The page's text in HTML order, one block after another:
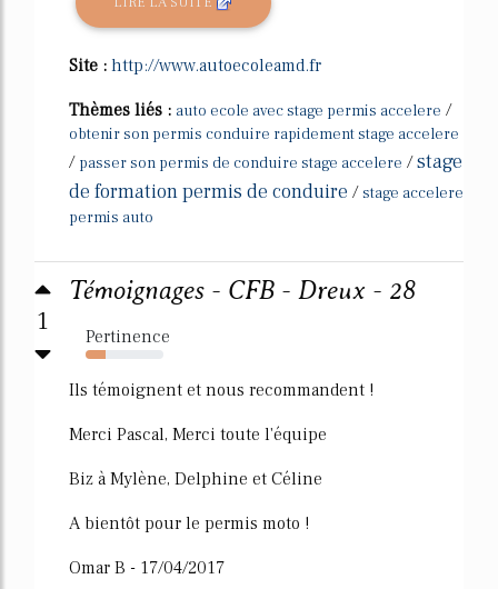
Site : http://www.autoecoleamd.fr
Thèmes liés : auto ecole avec stage permis accelere /
obtenir son permis conduire rapidement stage accelere
/ passer son permis de conduire stage accelere /stage
de formation permis de conduire /stage accelere
permis auto
1
Témoignages - CFB - Dreux - 28
Pertinence
26%
Ils témoignent et nous recommandent !
Merci Pascal, Merci toute l'équipe
Biz à Mylène, Delphine et Céline
A bientôt pour le permis moto !
Omar B - 17/04/2017